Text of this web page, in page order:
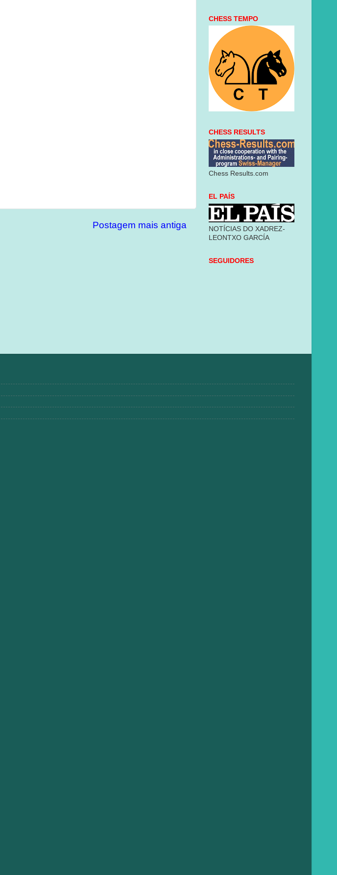
Postagem mais antiga
CHESS TEMPO
CHESS RESULTS
Chess Results.com
EL PAÍS
NOTÍCIAS DO XADREZ-
LEONTXO GARCÍA
SEGUIDORES